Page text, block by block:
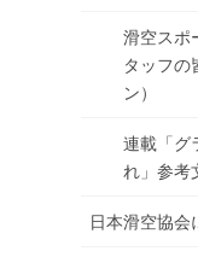
滑空スポ
タッフの
ン）
連載「グ
れ」参考
日本滑空協会